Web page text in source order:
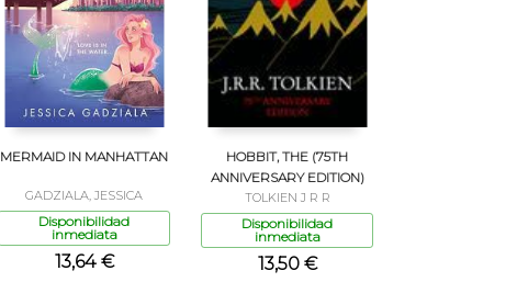
MERMAID IN MANHATTAN
GADZIALA, JESSICA
Disponibilidad
inmediata
13,64 €
HOBBIT, THE (75TH
ANNIVERSARY EDITION)
TOLKIEN J R R
Disponibilidad
inmediata
13,50 €